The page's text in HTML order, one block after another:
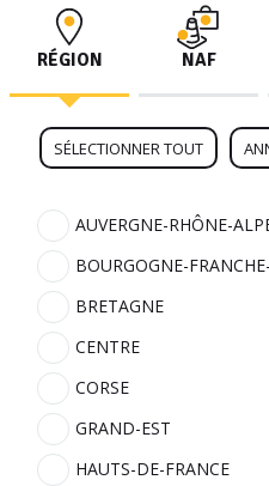
RÉGION NAF
SÉLECTIONNER TOUT
AUVERGNE-RHÔNE-
BOURGOGNE-
BRETAGNE
CENTRE
CORSE
GRAND-EST
HAUTS-DE-FRANCE